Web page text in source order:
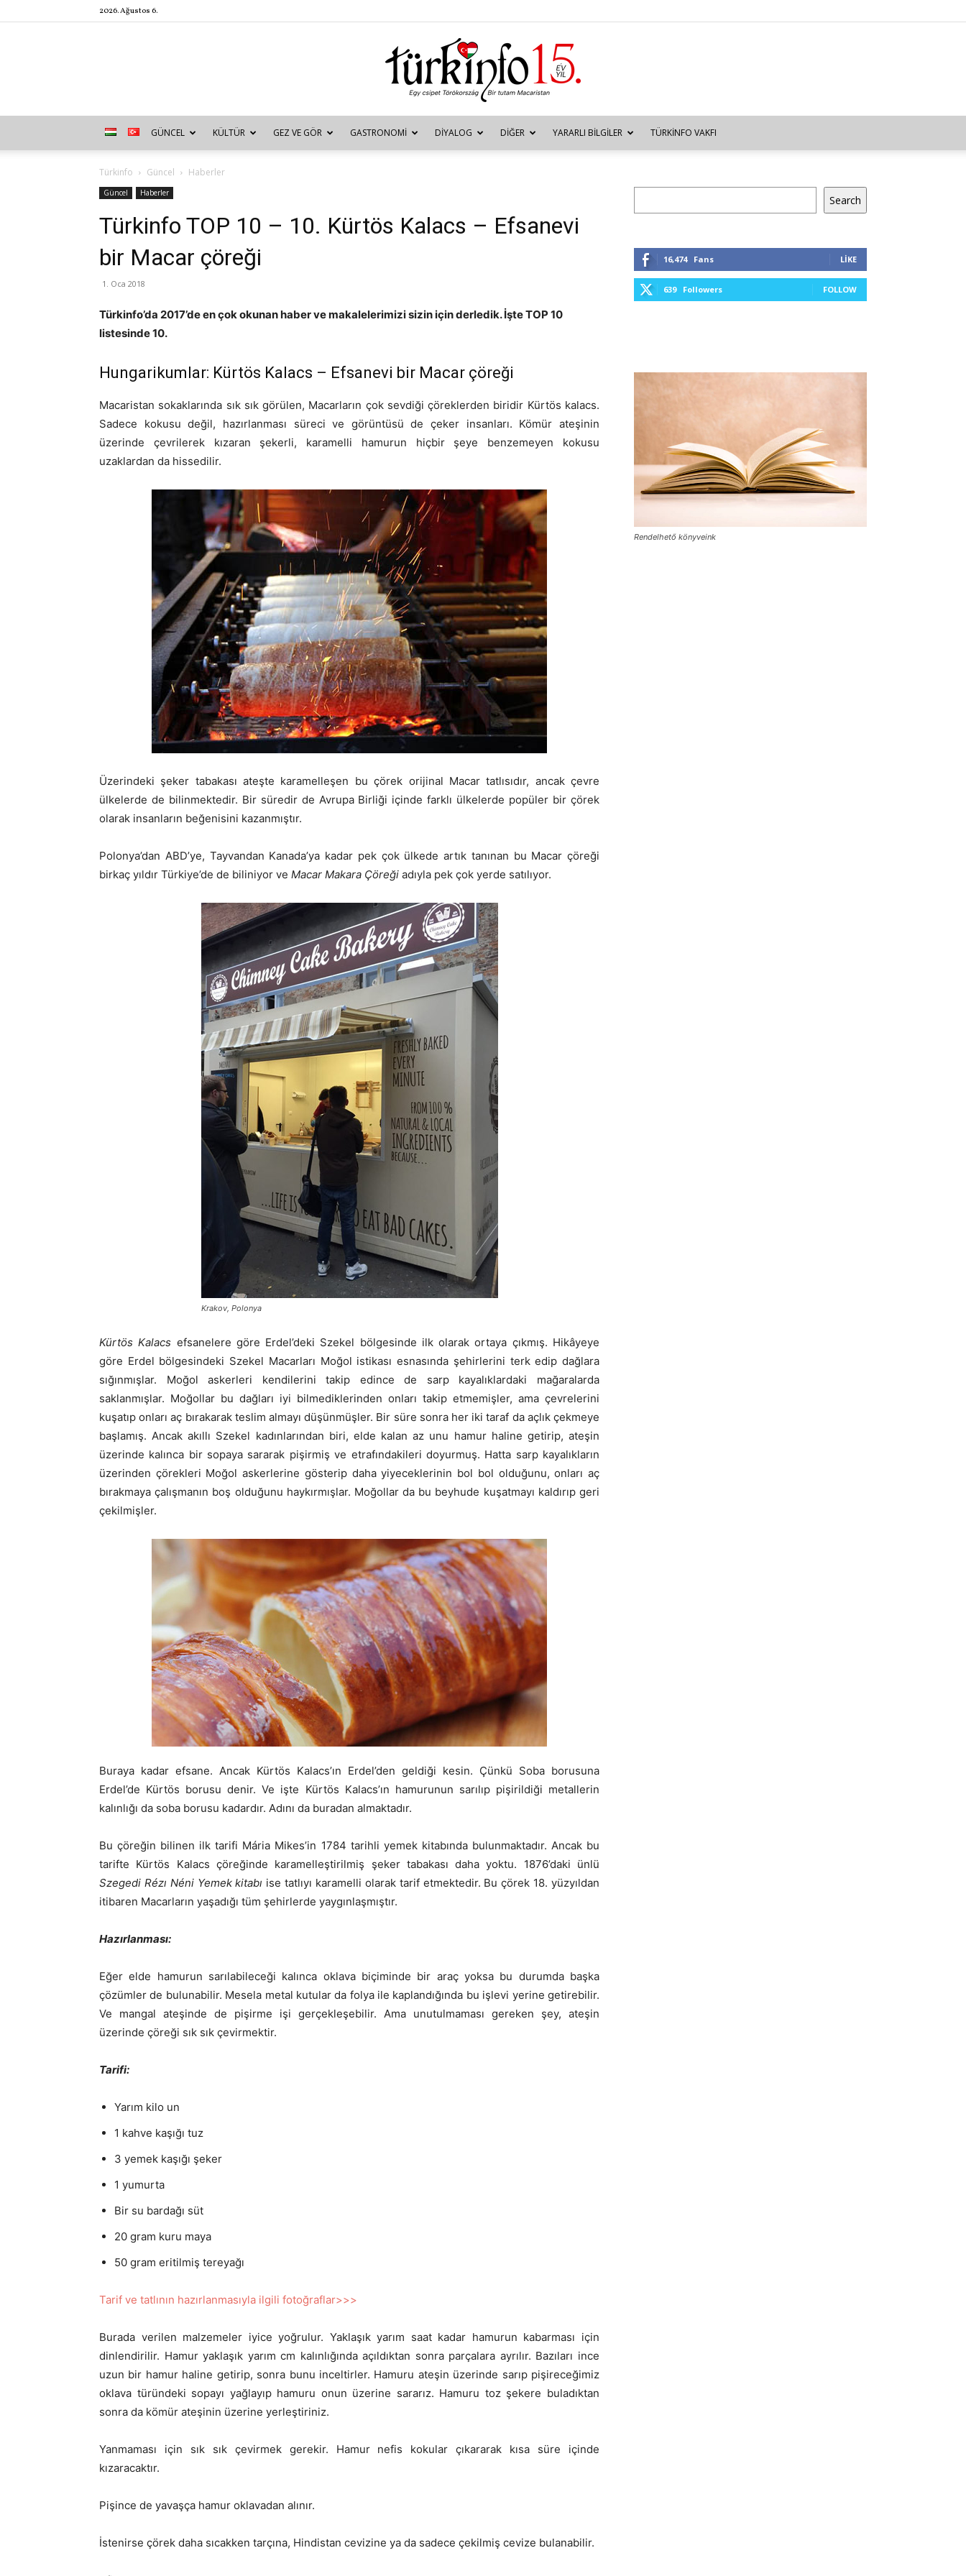
2026. Ağustos 6.
Türkinfo
GÜNCEL KÜLTÜR GEZ VE GÖR GASTRONOMI DIYALOG DIĞER YARARLI BILGILER TÜRKINFO VAKFI
Türkinfo Güncel Haberler
Güncel Haberler
Türkinfo TOP 10 – 10. Kürtös Kalacs – Efsanevi
bir Macar çöreği
1. Oca 2018
Türkinfo’da 2017’de en çok okunan haber ve makalelerimizi sizin için derledik. İşte TOP 10
listesinde 10.
Hungarikumlar: Kürtös Kalacs – Efsanevi bir Macar çöreği
Macaristan sokaklarında sık sık görülen, Macarların çok sevdiği çöreklerden biridir Kürtös kalacs.
Sadece kokusu değil, hazırlanması süreci ve görüntüsü de çeker insanları. Kömür ateşinin
üzerinde çevrilerek kızaran şekerli, karamelli hamurun hiçbir şeye benzemeyen kokusu
uzaklardan da hissedilir.
Üzerindeki şeker tabakası ateşte karamelleşen bu çörek orijinal Macar tatlısıdır, ancak çevre
ülkelerde de bilinmektedir. Bir süredir de Avrupa Birliği içinde farklı ülkelerde popüler bir çörek
olarak insanların beğenisini kazanmıştır.
Polonya’dan ABD’ye, Tayvandan Kanada’ya kadar pek çok ülkede artık tanınan bu Macar çöreği
birkaç yıldır Türkiye’de de biliniyor ve Macar Makara Çöreği adıyla pek çok yerde satılıyor.
Krakov, Polonya
Kürtös Kalacs efsanelere göre Erdel’deki Szekel bölgesinde ilk olarak ortaya çıkmış. Hikâyeye
göre Erdel bölgesindeki Szekel Macarları Moğol istikası esnasında şehirlerini terk edip dağlara
sığınmışlar. Moğol askerleri kendilerini takip edince de sarp kayalıklardaki mağaralarda
saklanmışlar. Moğollar bu dağları iyi bilmediklerinden onları takip etmemişler, ama çevrelerini
kuşatıp onları aç bırakarak teslim almayı düşünmüşler. Bir süre sonra her iki taraf da açlık çekmeye
başlamış. Ancak akıllı Szekel kadınlarından biri, elde kalan az unu hamur haline getirip, ateşin
üzerinde kalınca bir sopaya sararak pişirmiş ve etrafındakileri doyurmuş. Hatta sarp kayalıkların
üzerinden çörekleri Moğol askerlerine gösterip daha yiyeceklerinin bol bol olduğunu, onları aç
bırakmaya çalışmanın boş olduğunu haykırmışlar. Moğollar da bu beyhude kuşatmayı kaldırıp geri
çekilmişler.
Buraya kadar efsane. Ancak Kürtös Kalacs’ın Erdel’den geldiği kesin. Çünkü Soba borusuna
Erdel’de Kürtös borusu denir. Ve işte Kürtös Kalacs’ın hamurunun sarılıp pişirildiği metallerin
kalınlığı da soba borusu kadardır. Adını da buradan almaktadır.
Bu çöreğin bilinen ilk tarifi Mária Mikes’in 1784 tarihli yemek kitabında bulunmaktadır. Ancak bu
tarifte Kürtös Kalacs çöreğinde karamelleştirilmiş şeker tabakası daha yoktu. 1876’daki ünlü
Szegedi Rézı Néni Yemek kitabı ise tatlıyı karamelli olarak tarif etmektedir. Bu çörek 18. yüzyıldan
itibaren Macarların yaşadığı tüm şehirlerde yaygınlaşmıştır.
Hazırlanması:
Eğer elde hamurun sarılabileceği kalınca oklava biçiminde bir araç yoksa bu durumda başka
çözümler de bulunabilir. Mesela metal kutular da folya ile kaplandığında bu işlevi yerine getirebilir.
Ve mangal ateşinde de pişirme işi gerçekleşebilir. Ama unutulmaması gereken şey, ateşin
üzerinde çöreği sık sık çevirmektir.
Tarifi:
Yarım kilo un
1 kahve kaşığı tuz
3 yemek kaşığı şeker
1 yumurta
Bir su bardağı süt
20 gram kuru maya
50 gram eritilmiş tereyağı
Tarif ve tatlının hazırlanmasıyla ilgili fotoğraflar>>>
Burada verilen malzemeler iyice yoğrulur. Yaklaşık yarım saat kadar hamurun kabarması için
dinlendirilir. Hamur yaklaşık yarım cm kalınlığında açıldıktan sonra parçalara ayrılır. Bazıları ince
uzun bir hamur haline getirip, sonra bunu inceltirler. Hamuru ateşin üzerinde sarıp pişireceğimiz
oklava türündeki sopayı yağlayıp hamuru onun üzerine sararız. Hamuru toz şekere buladıktan
sonra da kömür ateşinin üzerine yerleştiriniz.
Yanmaması için sık sık çevirmek gerekir. Hamur nefis kokular çıkararak kısa süre içinde
kızaracaktır.
Pişince de yavaşça hamur oklavadan alınır.
İstenirse çörek daha sıcakken tarçına, Hindistan cevizine ya da sadece çekilmiş cevize bulanabilir.
Search
16,474 Fans LIKE
639 Followers FOLLOW
Rendelhető könyveink